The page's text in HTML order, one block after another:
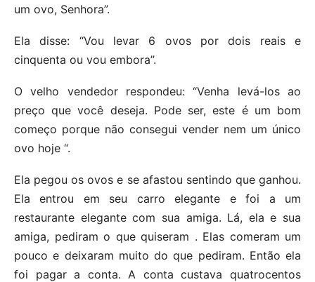
um ovo, Senhora”.
Ela disse: “Vou levar 6 ovos por dois reais e
cinquenta ou vou embora”.
O velho vendedor respondeu: “Venha levá-los ao
preço que você deseja. Pode ser, este é um bom
começo porque não consegui vender nem um único
ovo hoje “.
Ela pegou os ovos e se afastou sentindo que ganhou.
Ela entrou em seu carro elegante e foi a um
restaurante elegante com sua amiga. Lá, ela e sua
amiga, pediram o que quiseram . Elas comeram um
pouco e deixaram muito do que pediram. Então ela
foi pagar a conta. A conta custava quatrocentos